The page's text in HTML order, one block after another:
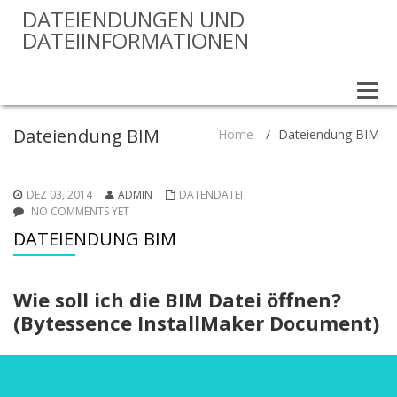
DATEIENDUNGEN UND
DATEIINFORMATIONEN
Toggle
Dateiendung BIM Home / Dateiendung BIM
DEZ 03, 2014 ADMIN
DATENDATEI
NO COMMENTS YET
DATEIENDUNG BIM
Wie soll ich die BIM Datei öffnen?
(Bytessence InstallMaker Document)